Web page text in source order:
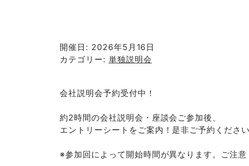
開催日: 2026年5月16日
カテゴリー: 単独説明会
会社説明会予約受付中！
約2時間の会社説明会・座談会ご参加後、
エントリーシートをご案内！是非ご予約ください
※参加回によって開始時間が異なります。ご注意